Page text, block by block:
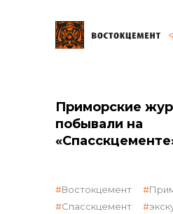
Объекты
объявленные
Приморские
побывали на
Востокцемент
Спасскцемент